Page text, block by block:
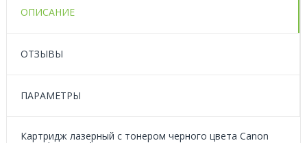
ОПИСАНИЕ
ОТЗЫВЫ
ПАРАМЕТРЫ
Картридж лазерный с тонером черного цвета Canon